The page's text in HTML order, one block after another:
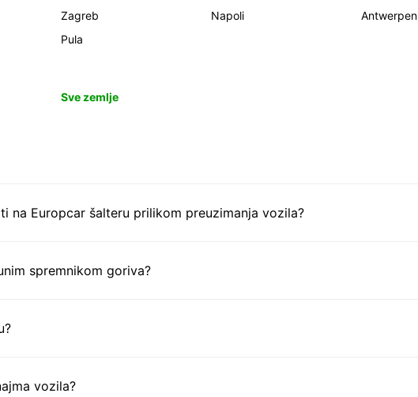
Zagreb
Pula
Napoli
Antwerpen
Sve zemlje
na Europcar šalteru prilikom preuzimanja vozila?
spremnikom goriva?
vozila?